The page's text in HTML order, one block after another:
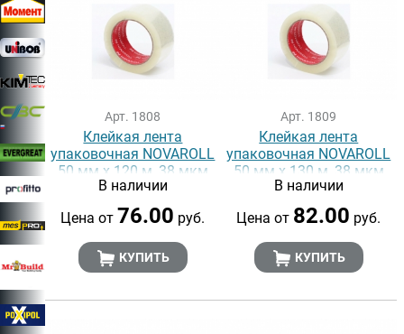
Арт. 1808
Клейкая лента
упаковочная NOVAROLL
50 мм х 120 м, 38 мкм
В наличии
Цена от 76.00 руб.
КУПИТЬ
Арт. 1809
Клейкая лента
упаковочная NOVAROLL
50 мм х 130 м, 38 мкм
В наличии
Цена от 82.00 руб.
КУПИТЬ